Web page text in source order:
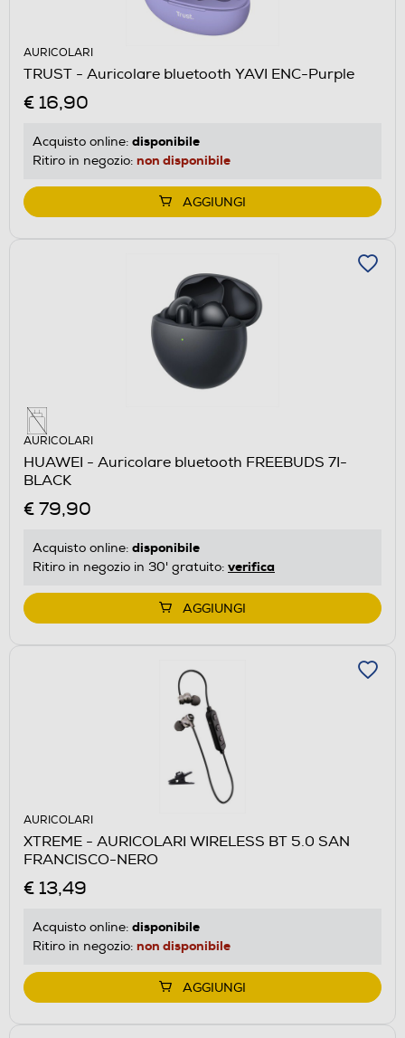
AURICOLARI
TRUST - Auricolare bluetooth YAVI ENC-Purple
€ 16,90
Acquisto online: disponibile
Ritiro in negozio: non disponibile
AGGIUNGI
AURICOLARI
HUAWEI - Auricolare bluetooth FREEBUDS 7I-
BLACK
€ 79,90
Acquisto online: disponibile
Ritiro in negozio in 30' gratuito: verifica
AGGIUNGI
AURICOLARI
XTREME - AURICOLARI WIRELESS BT 5.0 SAN
FRANCISCO-NERO
€ 13,49
Acquisto online: disponibile
Ritiro in negozio: non disponibile
AGGIUNGI